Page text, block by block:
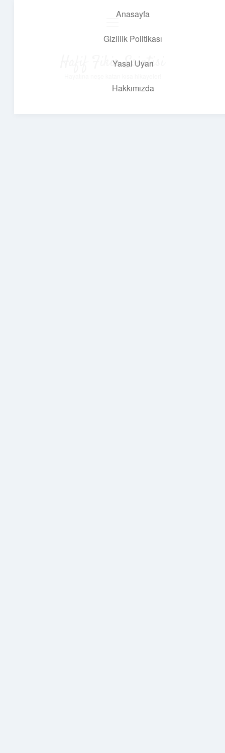
Anasayfa
Gizlilik Politikası
Yasal Uyarı
Hakkımızda
Hafif Fikir Esintisi